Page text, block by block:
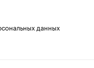
данных